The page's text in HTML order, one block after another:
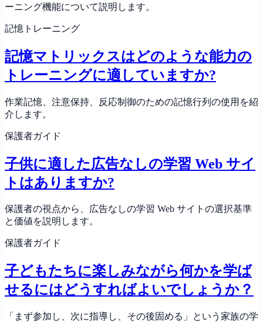
ーニング機能について説明します。
記憶トレーニング
記憶マトリックスはどのような能力の
トレーニングに適していますか?
作業記憶、注意保持、反応制御のための記憶行列の使用を紹
介します。
保護者ガイド
子供に適した広告なしの学習 Web サイ
トはありますか?
保護者の視点から、広告なしの学習 Web サイトの選択基準
と価値を説明します。
保護者ガイド
子どもたちに楽しみながら何かを学ば
せるにはどうすればよいでしょうか？
「まず参加し、次に指導し、その後固める」という家族の学